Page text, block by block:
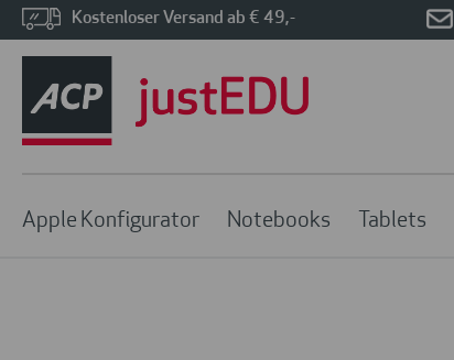
Kostenloser Versand ab € 49,-
Apple Konfigurator Notebooks Tablets